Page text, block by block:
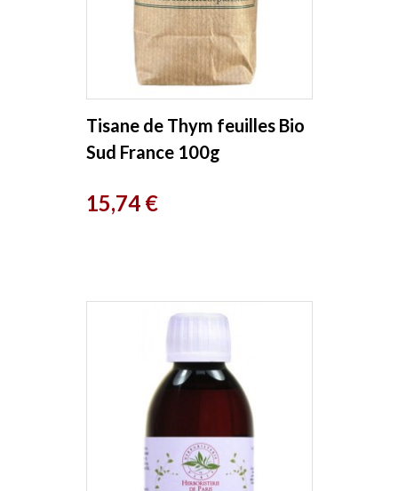
Tisane de Thym feuilles Bio
Sud France 100g
Prix
15,74 €